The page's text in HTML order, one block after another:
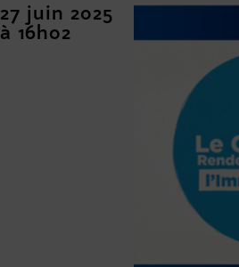
27 juin 2025
à 16h02